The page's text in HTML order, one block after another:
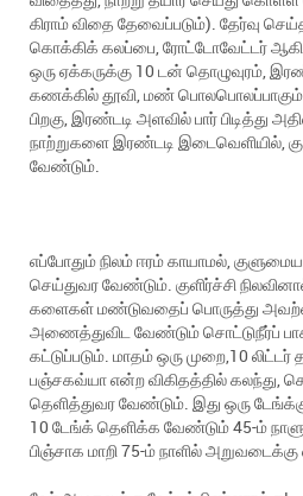
கிராம் விதை தேவைப்படும்). தேர்வு
கொக்கிக் கலப்பை, ரோட்டோவேட்டர்
ஒரு ஏக்கருக்கு 10 டன் தொழுவுரம்,
கணக்கில் தூவி, மண்
பிறகு, இரண்டடி அளவில் பார் பிடித்து
நாற்றுகளை இரண்டடி இடைவெளியில்,
வேண்டும்.
எப்போதும் நிலம் ஈரம் காயாமல்,
செய்துவர வேண்டும். குளிர்ச்சி
களைகள் மண்டுவதைப் பொருத்து
அணைத்துவிட வேண்டும் சொட்டுநீர்ப்
கட்டுப்படும். மாதம் ஒரு முறை,10
பஞ்சகவ்யா என்ற விகிதத்தில் கலந்து,
தெளித்துவர வேண்டும். இது ஒரு
10 டேங்க் தெளிக்க வேண்டும் 45-ம்
பிஞ்சாக மாறி 75-ம் நாளில் அறுவடைக்கு